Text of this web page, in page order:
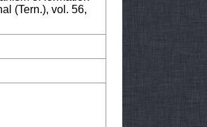
(Tern.), vol. 56,